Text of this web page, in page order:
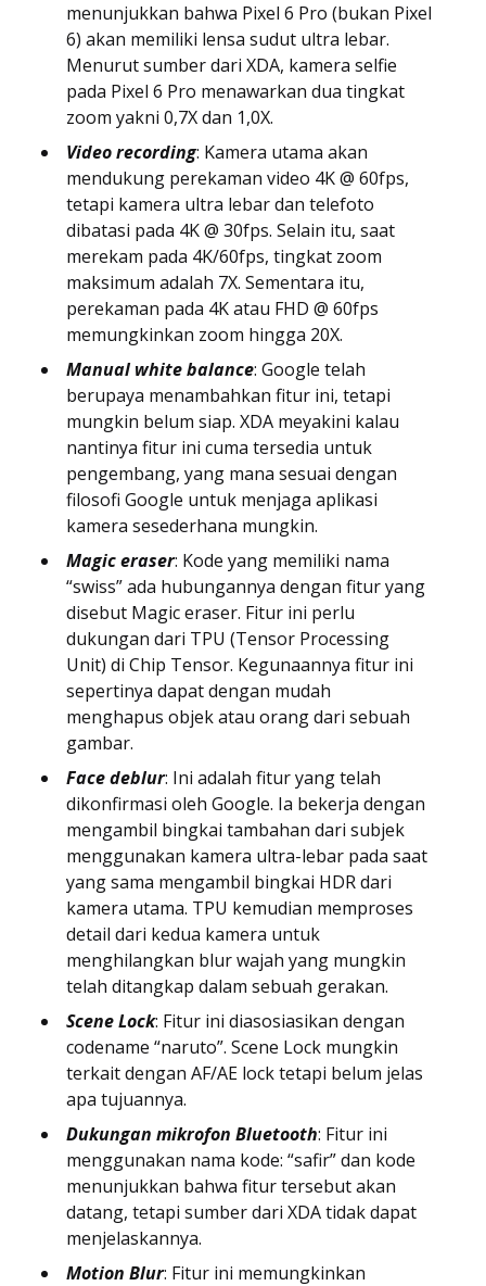
menunjukkan bahwa Pixel 6 Pro (bukan Pixel
6) akan memiliki lensa sudut ultra lebar.
Menurut sumber dari XDA, kamera selfie
pada Pixel 6 Pro menawarkan dua tingkat
zoom yakni 0,7X dan 1,0X.
Video recording: Kamera utama akan
mendukung perekaman video 4K @ 60fps,
tetapi kamera ultra lebar dan telefoto
dibatasi pada 4K @ 30fps. Selain itu, saat
merekam pada 4K/60fps, tingkat zoom
maksimum adalah 7X. Sementara itu,
perekaman pada 4K atau FHD @ 60fps
memungkinkan zoom hingga 20X.
Manual white balance: Google telah
berupaya menambahkan fitur ini, tetapi
mungkin belum siap. XDA meyakini kalau
nantinya fitur ini cuma tersedia untuk
pengembang, yang mana sesuai dengan
filosofi Google untuk menjaga aplikasi
kamera sesederhana mungkin.
Magic eraser: Kode yang memiliki nama
“swiss” ada hubungannya dengan fitur yang
disebut Magic eraser. Fitur ini perlu
dukungan dari TPU (Tensor Processing
Unit) di Chip Tensor. Kegunaannya fitur ini
sepertinya dapat dengan mudah
menghapus objek atau orang dari sebuah
gambar.
Face deblur: Ini adalah fitur yang telah
dikonfirmasi oleh Google. Ia bekerja dengan
mengambil bingkai tambahan dari subjek
menggunakan kamera ultra-lebar pada saat
yang sama mengambil bingkai HDR dari
kamera utama. TPU kemudian memproses
detail dari kedua kamera untuk
menghilangkan blur wajah yang mungkin
telah ditangkap dalam sebuah gerakan.
Scene Lock: Fitur ini diasosiasikan dengan
codename “naruto”. Scene Lock mungkin
terkait dengan AF/AE lock tetapi belum jelas
apa tujuannya.
Dukungan mikrofon Bluetooth: Fitur ini
menggunakan nama kode: “safir” dan kode
menunjukkan bahwa fitur tersebut akan
datang, tetapi sumber dari XDA tidak dapat
menjelaskannya.
Motion Blur: Fitur ini memungkinkan